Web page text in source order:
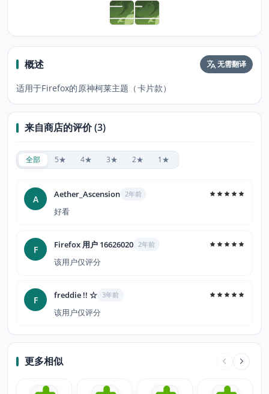
概述 无需翻译
适用于Firefox的原神柯莱主题（卡片款）
来自商店的评价 (3)
全部 5★ 4★ 3★ 2★ 1★
A Aether_Ascension 2年前
好看
F Firefox 用户 16626020 2年前
该用户仅评分
F freddie !! ☆ 3年前
该用户仅评分
更多相似